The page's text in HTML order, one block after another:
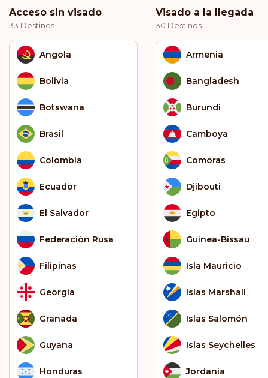
Acceso sin visado
33 Destinos
Angola
Bolivia
Botswana
Brasil
Colombia
Ecuador
El Salvador
Federación Rusa
Filipinas
Georgia
Granada
Guyana
Honduras
Visado a la llegada
30 Destinos
Armenia
Bangladesh
Burundi
Camboya
Comoras
Djibouti
Egipto
Guinea-Bissau
Isla Mauricio
Islas Marshall
Islas Salomón
Islas Seychelles
Jordania